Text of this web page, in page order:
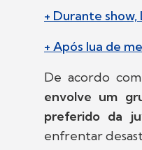
+ Durante
+ Após lua de
De acordo
envolve um
preferido da
enfrentar